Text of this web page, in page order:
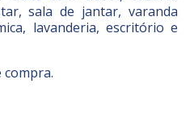
sala de jantar, varanda
lavanderia, escritório e
compra.